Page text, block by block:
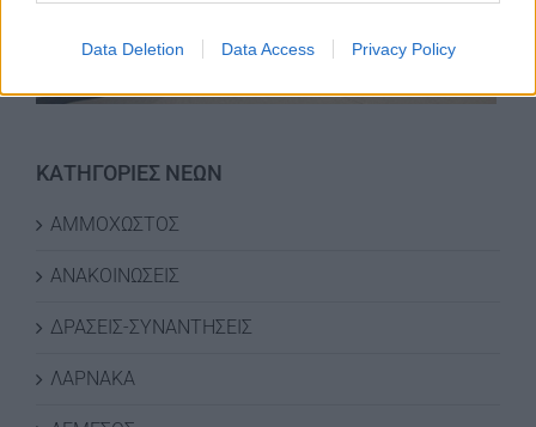
Data Deletion Data Access Privacy Policy
ΚΑΤΗΓΟΡΙΕΣ ΝΕΩΝ
ΑΜΜΟΧΩΣΤΟΣ
ΑΝΑΚΟΙΝΩΣΕΙΣ
ΔΡΑΣΕΙΣ-ΣΥΝΑΝΤΗΣΕΙΣ
ΛΑΡΝΑΚΑ